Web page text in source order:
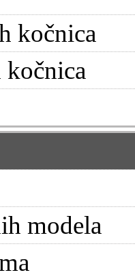
kočnica
kočnica
modela